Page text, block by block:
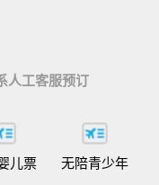
人工客服预订
儿票 无陪青少年